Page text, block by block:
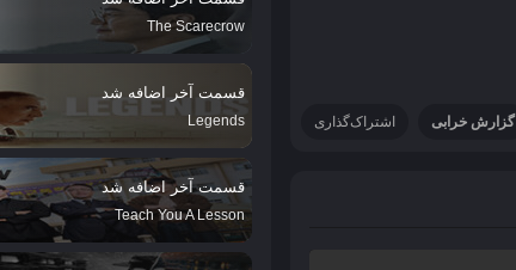
گزارش خرابی اشتراک‌گذاری
The Scarecrow
قسمت آخر اضافه شد
Legends
قسمت آخر اضافه شد
Teach You A Lesson